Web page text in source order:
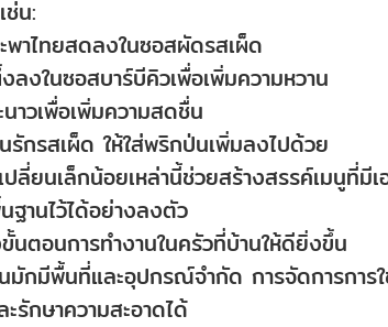
ช่น:
ะพาไทยสดลงในซอสผัดรสเผ็ด
ลงในซอสบาร์บีคิวเพื่อเพิ่มความหวาน
นาวเพื่อเพิ่มความสดชื่น
รักรสเผ็ด ให้ใส่พริกป่นเพิ่มลงไปด้วย
ปลี่ยนเล็กน้อยเหล่านี้ช่วยสร้างสรรค์เมนูที่
ฐานไว้ได้อย่างลงตัว
นตอนการทำงานในครัวที่บ้านให้ดียิ่งขึ้น
มักมีพื้นที่และอุปกรณ์จำกัด การจัดการการ
ะรักษาความสะอาดได้